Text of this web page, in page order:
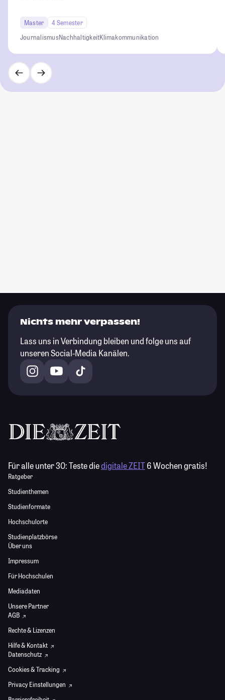
Master
4 Semester
JournalismusNachhaltigkeitKlimakommunikation
Nichts mehr verpassen!
Lass uns in Verbindung bleiben und folge uns auf
unseren Social-Media Kanälen.
Für alle unter 30:Teste diedigitale ZEIT6 Wochen gratis!
Ratgeber
Studienthemen
Studienformate
Hochschulorte
Studienplatzbörse
Über uns
Impressum
Für Hochschulen
Mediadaten
Unsere Partner
AGB
Rechte & Lizenzen
Hilfe & Kontakt
Datenschutz
Cookies & Tracking
Privacy Einstellungen